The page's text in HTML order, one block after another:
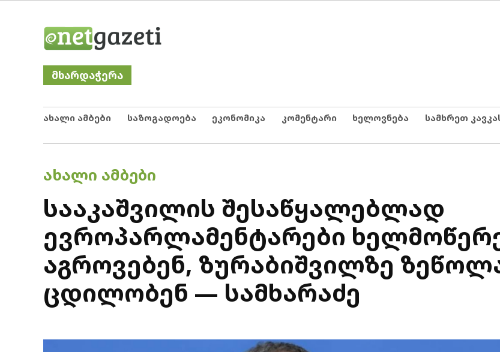
მხარდაჭერა
ახალი ამბები საზოგადოება ეკონომიკა კომენტარი ხელოვნება სამხრეთ
POSTED
ᲐᲮᲐᲚᲘ ᲐᲛᲑᲔᲑᲘ
სააკაშვილის შესაწყალებლად
ევროპარლამენტარები
აგროვებენ, ზურაბიშვილზე
ცდილობენ — სამხარაძე